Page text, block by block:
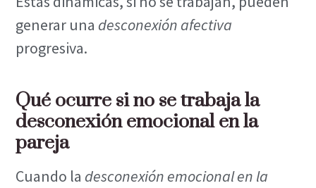
generar una desconexión afectiva
progresiva.
Qué ocurre si no se trabaja la
desconexión emocional en la
pareja
Cuando la desconexión emocional en la